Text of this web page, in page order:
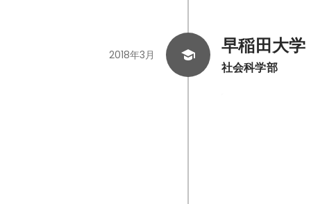
早稲田大学
社会科学部
2018年3月